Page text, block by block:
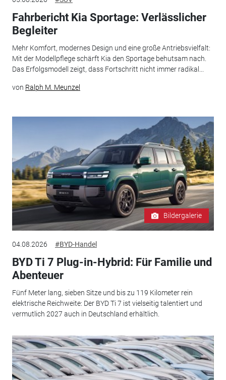
Fahrbericht Kia Sportage: Verlässlicher
Begleiter
Mehr Komfort, modernes Design und eine große Antriebsvielfalt:
Mit der Modellpflege schärft Kia den Sportage behutsam nach.
Das Erfolgsmodell zeigt, dass Fortschritt nicht immer radikal...
von Ralph M. Meunzel
Bildergalerie
04.08.2026 #BYD-Handel
BYD Ti 7 Plug-in-Hybrid: Für Familie und
Abenteuer
Fünf Meter lang, sieben Sitze und bis zu 119 Kilometer rein
elektrische Reichweite: Der BYD Ti 7 ist vielseitig talentiert und
vermutlich 2027 auch in Deutschland erhältlich.